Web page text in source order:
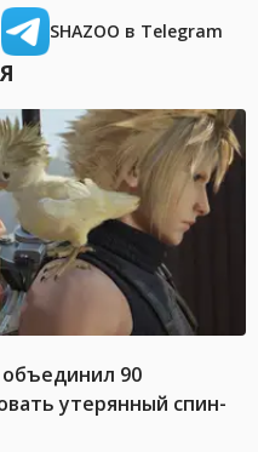
SHAZOO в Telegram
объединил 90
утерянный спин-